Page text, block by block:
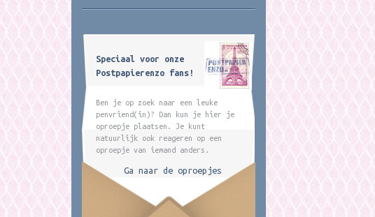
Speciaal voor onze
Postpapierenzo fans!
Ben je op zoek naar een leuke
penvriend(in)? Dan kun je hier je
oproepje plaatsen. Je kunt
natuurlijk ook reageren op een
oproepje van iemand anders.
Ga naar de oproepjes